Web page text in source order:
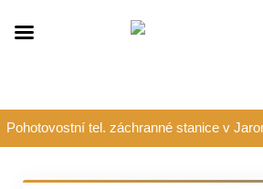
Pohotovostní tel. záchranné stanice v